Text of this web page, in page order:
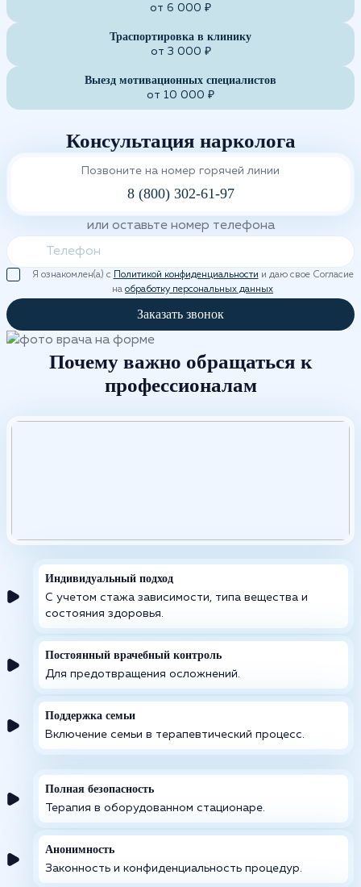
от 6 000 ₽
Траспортировка в клинику
от 3 000 ₽
Выезд мотивационных специалистов
от 10 000 ₽
Консультация нарколога
Позвоните на номер горячей линии
8 (800) 302-61-97
или оставьте номер телефона
Я ознакомлен(а) с Политикой конфиденциальности и даю свое Согласие
на обработку персональных данных
Заказать звонок
Индивидуальный подход
С учетом стажа зависимости, типа вещества и
состояния здоровья.
Постоянный врачебный контроль
Для предотвращения осложнений.
Поддержка семьи
Включение семьи в терапевтический процесс.
Почему важно обращаться к
профессионалам
Полная безопасность
Терапия в оборудованном стационаре.
Анонимность
Законность и конфиденциальность процедур.